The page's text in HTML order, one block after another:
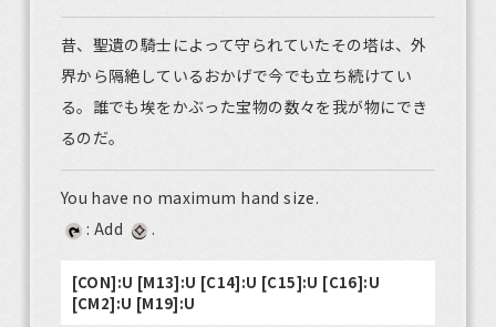
昔、聖遺の騎士によって守られていたその塔は、外
界から隔絶しているおかげで今でも立ち続けてい
る。誰でも埃をかぶった宝物の数々を我が物にでき
るのだ。
You have no maximum hand size.
: Add
.
[CON]:U [M13]:U [C14]:U [C15]:U [C16]:U
[CM2]:U [M19]:U